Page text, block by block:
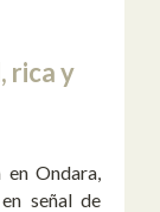
rica y
en Ondara,
señal de